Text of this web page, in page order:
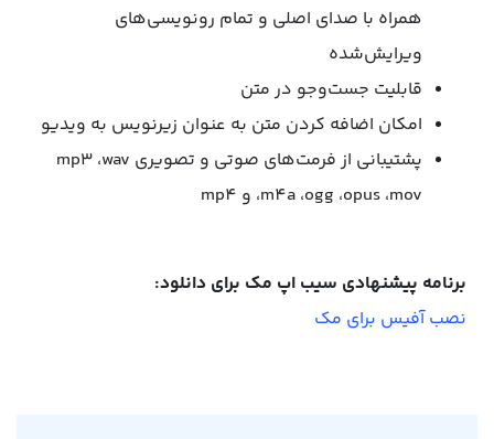
همراه با صدای اصلی و تمام رونویسی‌های
ویرایش‌شده
قابلیت جست‌وجو در متن
امکان اضافه کردن متن به عنوان زیر‌نویس به ویدیو
پشتیبانی از فرمت‌های صوتی و تصویری mp3 ،wav
،m4a ،ogg ،opus ،mov و mp4
برنامه پیشنهادی سیب اپ مک برای دانلود:
نصب آفیس برای مک